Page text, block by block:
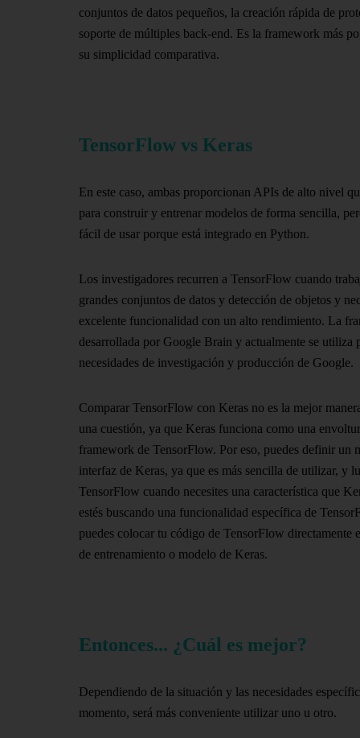
conjuntos de datos pequeños, la creación rápida de
soporte de múltiples back-end. Es la framework más
su simplicidad comparativa.
TensorFlow vs Keras
En este caso, ambas proporcionan APIs de alto nivel
para construir y entrenar modelos de forma sencilla,
fácil de usar porque está integrado en Python.
Los investigadores recurren a TensorFlow cuando
grandes conjuntos de datos y detección de objetos y
excelente funcionalidad con un alto rendimiento. La
desarrollada por Google Brain y actualmente se utiliza
necesidades de investigación y producción de Google.
Comparar TensorFlow con Keras no es la mejor
una cuestión, ya que Keras funciona como una
framework de TensorFlow. Por eso, puedes definir un
interfaz de Keras, ya que es más sencilla de utilizar, y
TensorFlow cuando necesites una característica que
estés buscando una funcionalidad específica de
puedes colocar tu código de TensorFlow directamente
de entrenamiento o modelo de Keras.
Entonces... ¿Cuál es mejor?
Dependiendo de la situación y las necesidades
momento, será más conveniente utilizar uno u otro.